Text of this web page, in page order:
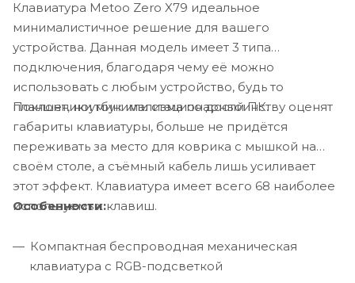
Клавиатура Metoo Zero X79 идеальное
минималистичное решение для вашего
устройства. Данная модель имеет 3 типа
подключения, благодаря чему её можно
использовать с любым устройство, будь то
планшет, ноутбук или стационарный ПК.
Поклонники минимализма по достоинству оценят
габариты клавиатуры, больше не придётся
переживать за место для коврика с мышкой на
своём столе, а съёмный кабель лишь усиливает
этот эффект. Клавиатура имеет всего 68 наиболее
используемых клавиш.
Особенности:
Компактная беспроводная механическая
клавиатура с RGB-подсветкой